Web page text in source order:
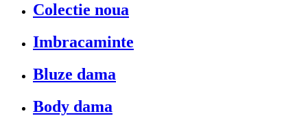
Colectie noua
Imbracaminte
Bluze dama
Body dama